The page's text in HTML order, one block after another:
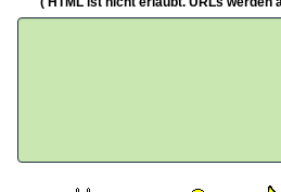
( HTML ist nicht erlaubt. URLs werden